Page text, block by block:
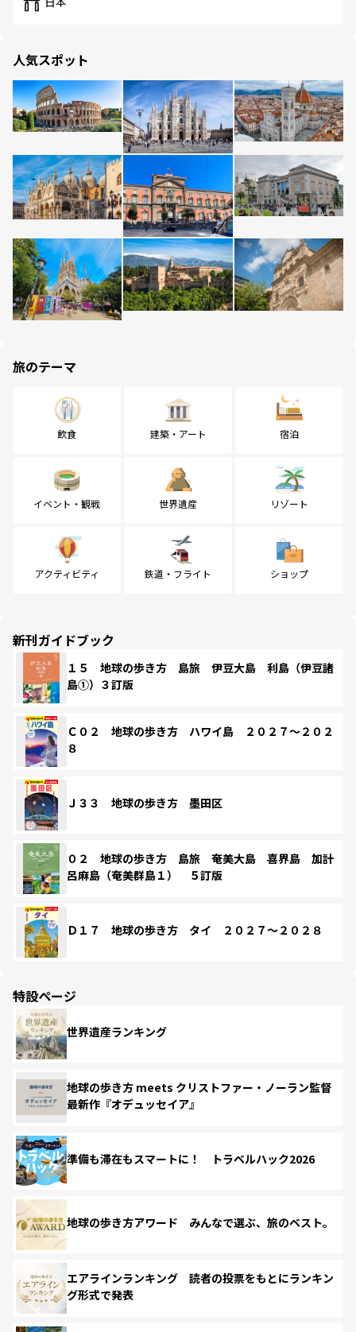
人気スポット
旅のテーマ
飲食 建築・アート 宿泊
イベント・観戦 世界遺産 リゾート
アクティビティ 鉄道・フライト ショップ
新刊ガイドブック
１５ 地球の歩き方 島旅 伊豆大島 利島（伊豆諸
島①）３訂版
Ｃ０２ 地球の歩き方 ハワイ島 ２０２７～２０２
８
Ｊ３３ 地球の歩き方 墨田区
０２ 地球の歩き方 島旅 奄美大島 喜界島 加計
呂麻島（奄美群島１） ５訂版
Ｄ１７ 地球の歩き方 タイ ２０２７～２０２８
特設ページ
世界遺産ランキング
地球の歩き方 meets クリストファー・ノーラン監督
最新作『オデュッセイア』
準備も滞在もスマートに！ トラベルハック2026
地球の歩き方アワード みんなで選ぶ、旅のベスト。
エアラインランキング 読者の投票をもとにランキン
グ形式で発表